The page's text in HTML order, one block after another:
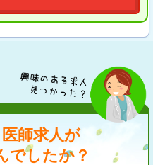
師求人が
でしたか？